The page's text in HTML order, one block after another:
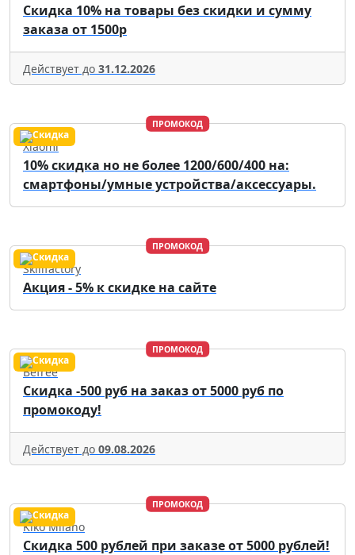
Скидка 10% на товары без скидки и сумму
заказа от 1500р
Действует до 31.12.2026
ПРОМОКОД
Xiaomi
10% скидка но не более 1200/600/400 на:
смартфоны/умные устройства/аксессуары.
ПРОМОКОД
Skillfactory
Акция - 5% к скидке на сайте
ПРОМОКОД
Befree
Скидка -500 руб на заказ от 5000 руб по
промокоду!
Действует до 09.08.2026
ПРОМОКОД
Kiko Milano
Скидка 500 рублей при заказе от 5000 рублей!